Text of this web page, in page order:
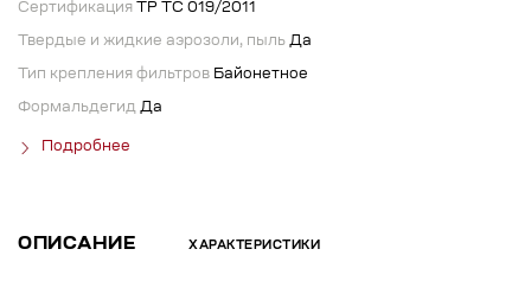
Сертификация ТР ТС 019/2011
Твердые и жидкие аэрозоли, пыль Да
Тип крепления фильтров Байонетное
Формальдегид Да
Подробнее
ОПИСАНИЕ ХАРАКТЕРИСТИКИ